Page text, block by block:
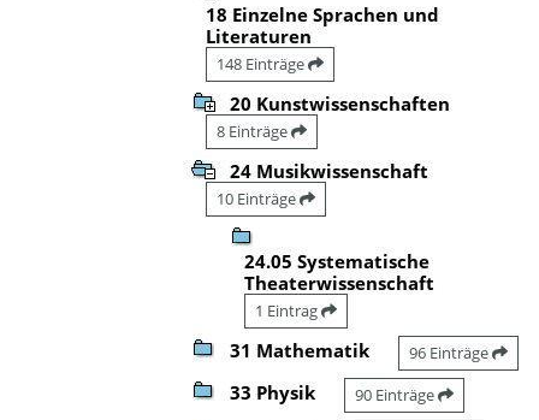
18 Einzelne Sprachen und
Literaturen
148 Einträge
20 Kunstwissenschaften
8 Einträge
24 Musikwissenschaft
10 Einträge
24.05 Systematische
Theaterwissenschaft
1 Eintrag
31 Mathematik 96 Einträge
33 Physik 90 Einträge